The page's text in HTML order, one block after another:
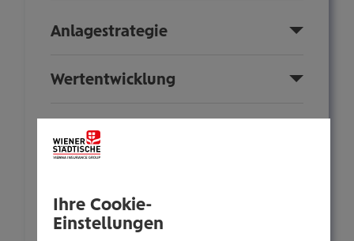
Anlagestrategie
Wertentwicklung
Sparplan
Nachhaltigkeit
Ihre Cookie-
Einstellungen